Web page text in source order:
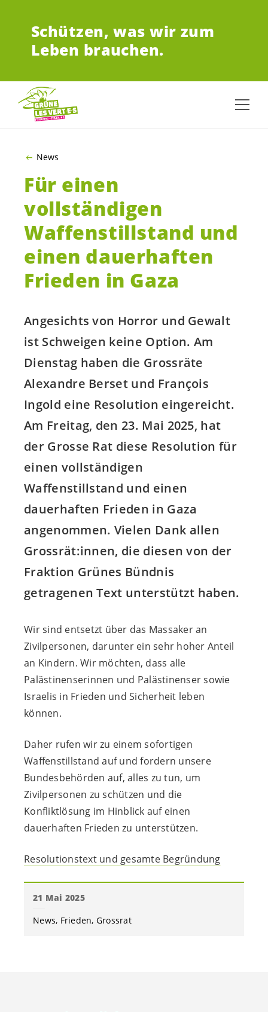
Schützen, was wir zum
Leben brauchen.
News
Für einen
vollständigen
Waffenstillstand und
einen dauerhaften
Frieden in Gaza
Angesichts von Horror und Gewalt
ist Schweigen keine Option. Am
Dienstag haben die Grossräte
Alexandre Berset und François
Ingold eine Resolution eingereicht.
Am Freitag, den 23. Mai 2025, hat
der Grosse Rat diese Resolution für
einen vollständigen
Waffenstillstand und einen
dauerhaften Frieden in Gaza
angenommen. Vielen Dank allen
Grossrät:innen, die diesen von der
Fraktion Grünes Bündnis
getragenen Text unterstützt haben.
Wir sind entsetzt über das Massaker an
Zivilpersonen, darunter ein sehr hoher Anteil
an Kindern. Wir möchten, dass alle
Palästinenserinnen und Palästinenser sowie
Israelis in Frieden und Sicherheit leben
können.
Daher rufen wir zu einem sofortigen
Waffenstillstand auf und fordern unsere
Bundesbehörden auf, alles zu tun, um
Zivilpersonen zu schützen und die
Konfliktlösung im Hinblick auf einen
dauerhaften Frieden zu unterstützen.
Resolutionstext und gesamte Begründung
21 Mai 2025
News Frieden Grossrat